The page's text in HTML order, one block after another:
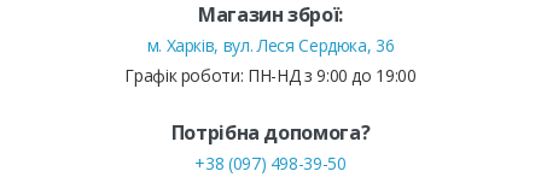
Магазин зброї:
м. Харків, вул. Леся Сердюка, 36
Графік роботи: ПН-НД з 9:00 до 19:00
Потрібна допомога?
+38 (097) 498-39-50